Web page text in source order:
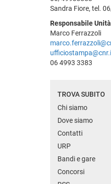
Sandra Fiore, tel.
Responsabile
Marco Ferrazzoli
06 4993 3383
TROVA SUBITO
Chi siamo
Dove siamo
Contatti
URP
Bandi e gare
Concorsi